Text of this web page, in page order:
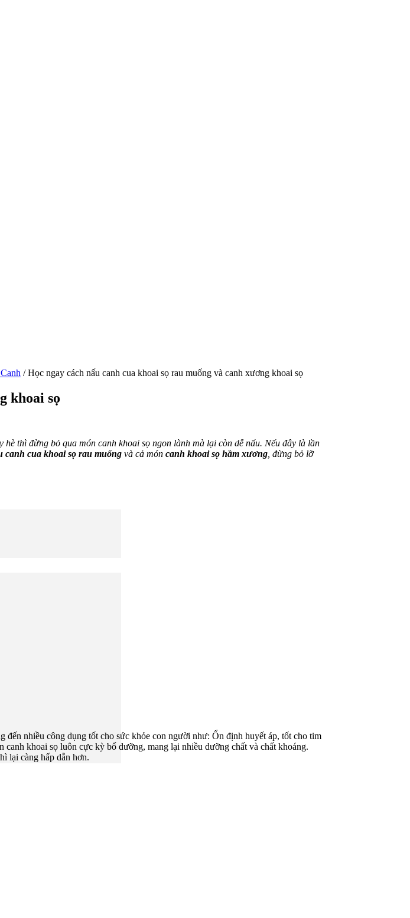
/ Học ngay cách nấu canh cua khoai sọ rau muống và canh xương khoai sọ
khoai sọ
thì đừng bỏ qua món canh khoai sọ ngon lành mà lại còn dễ nấu. Nếu đây là lần
canh cua khoai sọ rau muống và cả món canh khoai sọ hầm xương , đừng bỏ lỡ
nhiều công dụng tốt cho sức khỏe con người như: Ổn định huyết áp, tốt cho tim
khoai sọ luôn cực kỳ bổ dưỡng, mang lại nhiều dưỡng chất và chất khoáng.
lại càng hấp dẫn hơn.